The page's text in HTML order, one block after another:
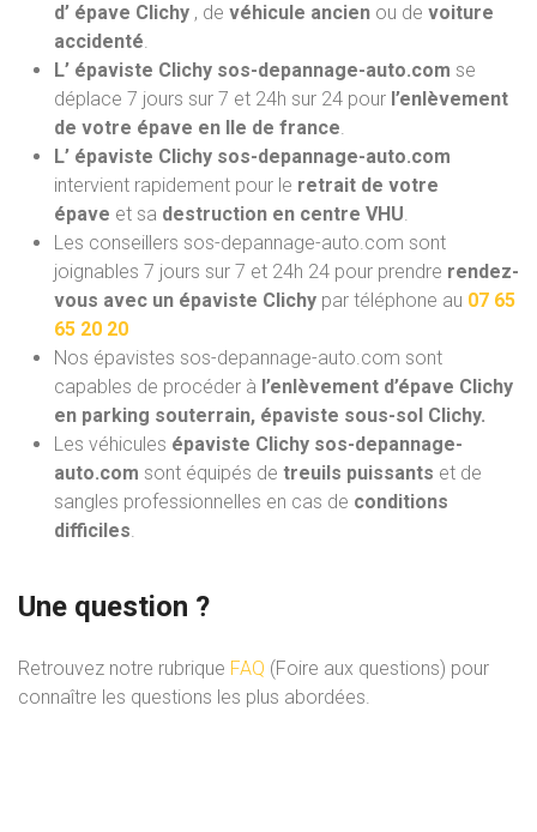
d’ épave Clichy , de véhicule ancien ou de voiture
accidenté.
L’ épaviste Clichy sos-depannage-auto.com se
déplace 7 jours sur 7 et 24h sur 24 pour l’enlèvement
de votre épave en Ile de france.
L’ épaviste Clichy sos-depannage-auto.com
intervient rapidement pour le retrait de votre
épave et sa destruction en centre VHU.
Les conseillers sos-depannage-auto.com sont
joignables 7 jours sur 7 et 24h 24 pour prendre rendez-
vous avec un épaviste Clichy par téléphone au 07 65
65 20 20
Nos épavistes sos-depannage-auto.com sont
capables de procéder à l’enlèvement d’épave Clichy
en parking souterrain, épaviste sous-sol Clichy.
Les véhicules épaviste Clichy sos-depannage-
auto.com sont équipés de treuils puissants et de
sangles professionnelles en cas de conditions
difficiles.
Une question ?
Retrouvez notre rubrique FAQ (Foire aux questions) pour
connaître les questions les plus abordées.